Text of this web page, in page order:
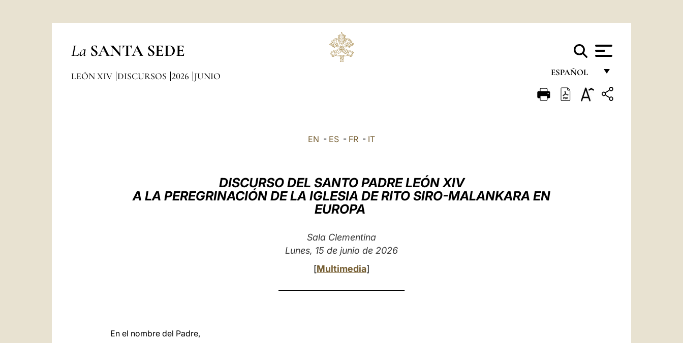
La SANTA SEDE
ESPAÑOL
FRANÇAIS
DEUTSCH
LEÓN XIV DISCURSOS 2026 JUNIO
EN - ES - FR - IT
DISCURSO DEL SANTO PADRE LEÓN XIV
A LA PEREGRINACIÓN DE LA IGLESIA DE RITO SIRO-MALANKARA EN
EUROPA
Sala Clementina
Lunes, 15 de junio de 2026
[Multimedia]
En el nombre del Padre,